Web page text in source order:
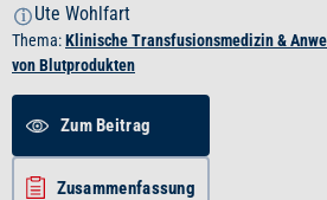
i Ute Wohlfart
Thema:Klinische Transfusionsmedizin &
von Blutprodukten
Zum Beitrag
Zusammenfassung